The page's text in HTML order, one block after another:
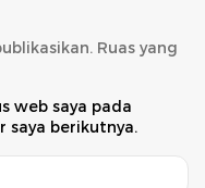
Ruas yang
web saya pada
saya berikutnya.